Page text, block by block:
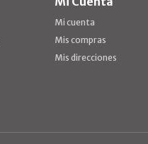
Mi cuenta
Mis compras
Mis direcciones